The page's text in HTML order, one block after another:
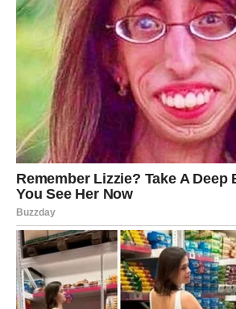
osećaj uzbuđenja bez jasnog razloga
To su signali da sudbina radi za vas.